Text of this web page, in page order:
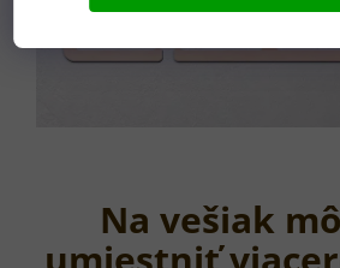
Na vešiak